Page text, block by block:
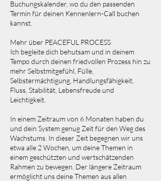
Buchungskalender, wo du den passenden
Termin für deinen Kennenlern-Call buchen
kannst.
Mehr über PEACEFUL PROCESS
Ich begleite dich behutsam und in deinem
Tempo durch deinen friedvollen Prozess hin zu
mehr Selbstmitgefühl, Fülle,
Selbstermächtigung, Handlungsfähigkeit,
Fluss, Stabilität, Lebensfreude und
Leichtigkeit.
In einem Zeitraum von 6 Monaten haben du
und dein System genug Zeit für den Weg des
Wachstums. In dieser Zeit begegnen wir uns
etwa alle 2 Wochen, um deine Themen in
einem geschützten und wertschätzenden
Rahmen zu bewegen. Der längere Zeitraum
ermöglicht uns deine Themen aus allen